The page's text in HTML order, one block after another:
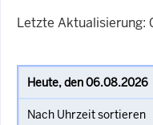
Letzte Aktualisierung: